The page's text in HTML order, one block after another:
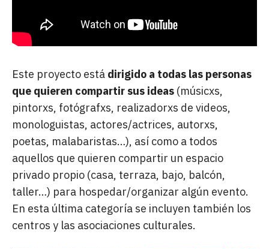
Este proyecto está dirigido a todas las personas
que quieren compartir sus ideas (músicxs,
pintorxs, fotógrafxs, realizadorxs de videos,
monologuistas, actores/actrices, autorxs,
poetas, malabaristas…), así como a todos
aquellos que quieren compartir un espacio
privado propio (casa, terraza, bajo, balcón,
taller…) para hospedar/organizar algún evento.
En esta última categoría se incluyen también los
centros y las asociaciones culturales.